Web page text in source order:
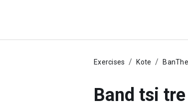
Exercises Kote
Band tsi